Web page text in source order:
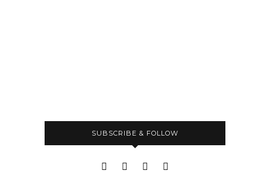
SUBSCRIBE & FOLLOW